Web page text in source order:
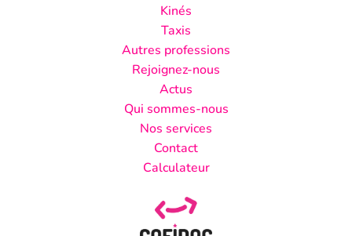
Kinés
Taxis
Autres professions
Rejoignez-nous
Actus
Qui sommes-nous
Nos services
Contact
Calculateur